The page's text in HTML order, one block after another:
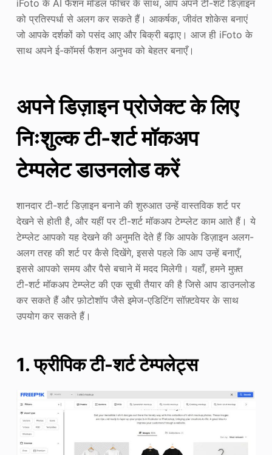
iFoto के AI फैशन मॉडल फीचर के साथ, आप अपने टी-शर्ट डिज़ाइन
को प्रतिस्पर्धा से अलग कर सकते हैं। आकर्षक, जीवंत शोकेस बनाएं
जो आपके दर्शकों को पसंद आए और बिक्री बढ़ाए। आज ही iFoto के
साथ अपने ई-कॉमर्स फैशन अनुभव को बेहतर बनाएँ।
अपने डिज़ाइन प्रोजेक्ट के लिए
निःशुल्क टी-शर्ट मॉकअप
टेम्पलेट डाउनलोड करें
शानदार टी-शर्ट डिज़ाइन बनाने की शुरुआत उन्हें वास्तविक शर्ट पर
देखने से होती है, और यहीं पर टी-शर्ट मॉकअप टेम्प्लेट काम आते हैं। ये
टेम्प्लेट आपको यह देखने की अनुमति देते हैं कि आपके डिज़ाइन अलग-
अलग तरह की शर्ट पर कैसे दिखेंगे, इससे पहले कि आप उन्हें बनाएँ,
इससे आपको समय और पैसे बचाने में मदद मिलेगी। यहाँ, हमने मुफ़्त
टी-शर्ट मॉकअप टेम्प्लेट की एक सूची तैयार की है जिसे आप डाउनलोड
कर सकते हैं और फ़ोटोशॉप जैसे इमेज-एडिटिंग सॉफ़्टवेयर के साथ
उपयोग कर सकते हैं।
1. फ्रीपिक टी-शर्ट टेम्पलेट्स